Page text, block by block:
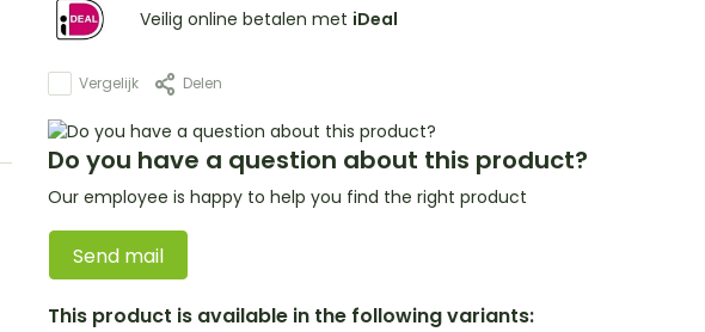
Veilig online betalen met iDeal
Vergelijk Delen
Do you have a question about this product?
Our employee is happy to help you find the right product
Send mail
This product is available in the following variants: